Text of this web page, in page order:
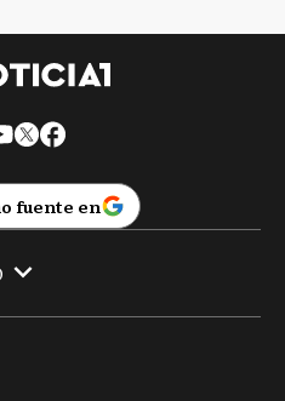
López
fuente en